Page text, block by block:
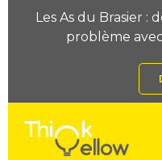
Les As du Brasier :
problème